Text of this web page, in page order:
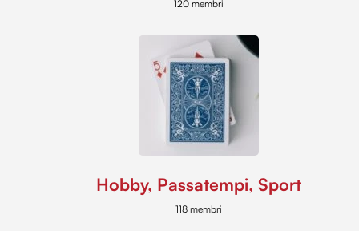
120 membri
Hobby, Passatempi, Sport
118 membri